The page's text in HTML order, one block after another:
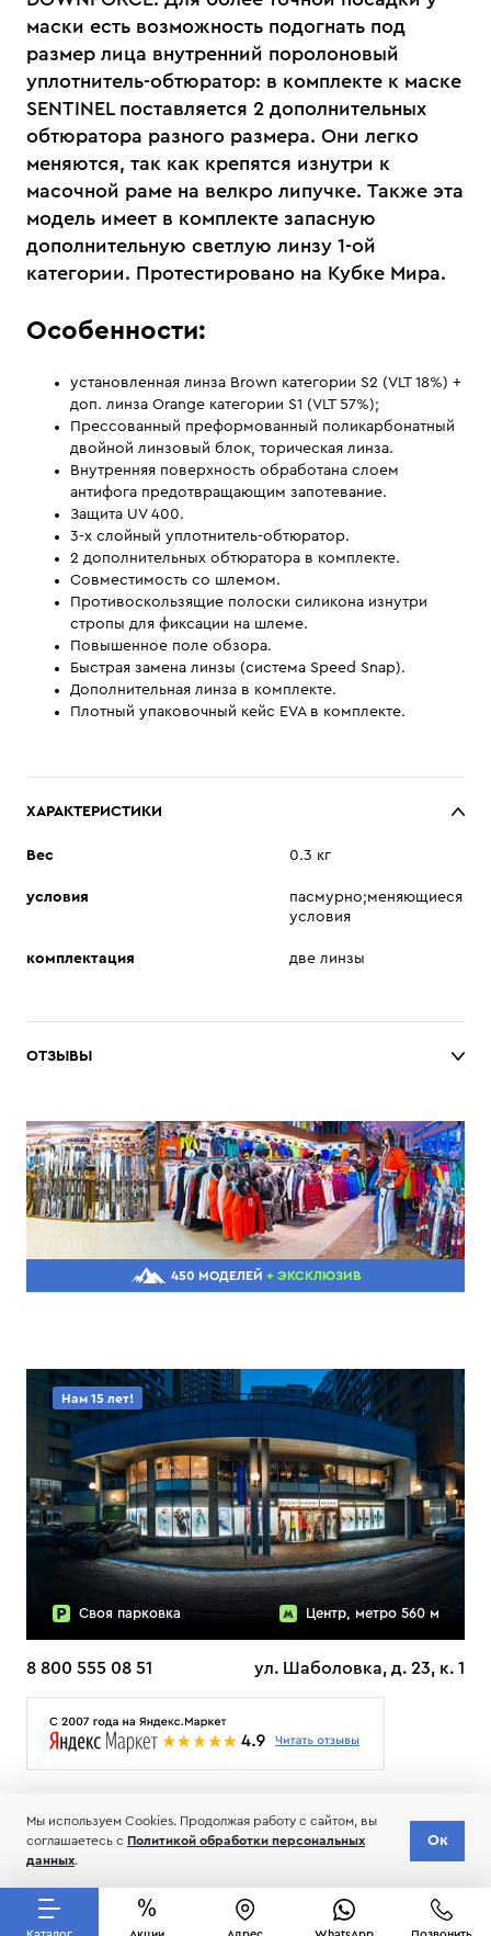
маски есть возможность подогнать под
размер лица внутренний поролоновый
уплотнитель-обтюратор: в комплекте к маске
SENTINEL поставляется 2 дополнительных
обтюратора разного размера. Они легко
меняются, так как крепятся изнутри к
масочной раме на велкро липучке. Также эта
модель имеет в комплекте запасную
дополнительную светлую линзу 1-ой
категории. Протестировано на Кубке Мира.
Особенности:
установленная линза Brown категории S2 (VLT 18%) +
доп. линза Orange категории S1 (VLT 57%);
Прессованный преформованный поликарбонатный
двойной линзовый блок, торическая линза.
Внутренняя поверхность обработана слоем
антифога предотвращающим запотевание.
Защита UV 400.
3-х слойный уплотнитель-обтюратор.
2 дополнительных обтюратора в комплекте.
Совместимость со шлемом.
Противоскользящие полоски силикона изнутри
стропы для фиксации на шлеме.
Повышенное поле обзора.
Быстрая замена линзы (система Speed Snap).
Дополнительная линза в комплекте.
Плотный упаковочный кейс EVA в комплекте.
ХАРАКТЕРИСТИКИ
Вес 0.3 кг
условия
пасмурно;меняющиеся
условия
комплектация две линзы
ОТЗЫВЫ
450 МОДЕЛЕЙ + ЭКСКЛЮЗИВ
Нам 15 лет!
Своя парковка Центр, метро 560 м
8 800 555 08 51 ул. Шаболовка, д. 23, к. 1
© 2006-2026 Пределанет
Мы используем Cookies. Продолжая работу с сайтом, вы
соглашаетесь с Политикой обработки персональных
данных.
Ок